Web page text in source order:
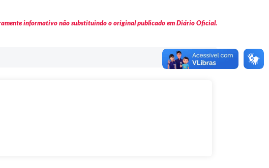
informativo não substituindo o original publicado em Diário Oficial.